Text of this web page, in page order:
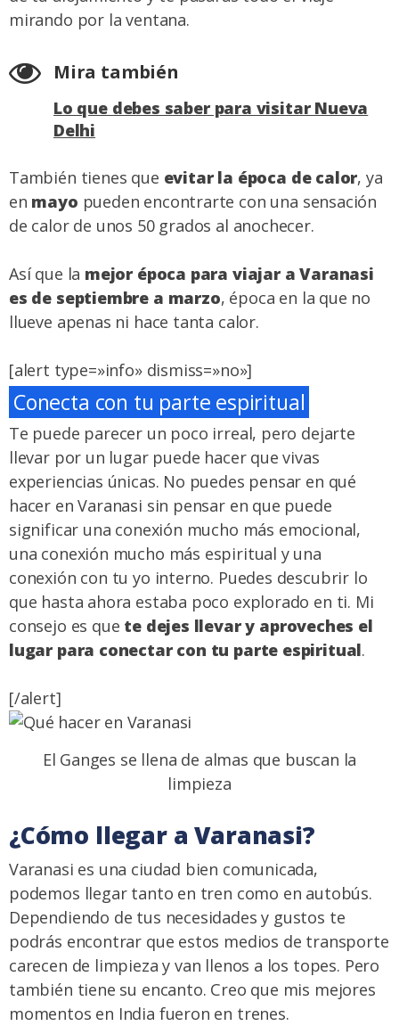
mirando por la ventana.
Mira también
Lo que debes saber para visitar Nueva
Delhi
También tienes que evitar la época de calor, ya
en mayo pueden encontrarte con una sensación
de calor de unos 50 grados al anochecer.
Así que la mejor época para viajar a Varanasi
es de septiembre a marzo, época en la que no
llueve apenas ni hace tanta calor.
[alert type=»info» dismiss=»no»]
Conecta con tu parte espiritual
Te puede parecer un poco irreal, pero dejarte
llevar por un lugar puede hacer que vivas
experiencias únicas. No puedes pensar en qué
hacer en Varanasi sin pensar en que puede
significar una conexión mucho más emocional,
una conexión mucho más espiritual y una
conexión con tu yo interno. Puedes descubrir lo
que hasta ahora estaba poco explorado en ti. Mi
consejo es que te dejes llevar y aproveches el
lugar para conectar con tu parte espiritual.
[/alert]
El Ganges se llena de almas que buscan la
limpieza
¿Cómo llegar a Varanasi?
Varanasi es una ciudad bien comunicada,
podemos llegar tanto en tren como en autobús.
Dependiendo de tus necesidades y gustos te
podrás encontrar que estos medios de transporte
carecen de limpieza y van llenos a los topes. Pero
también tiene su encanto. Creo que mis mejores
momentos en India fueron en trenes.